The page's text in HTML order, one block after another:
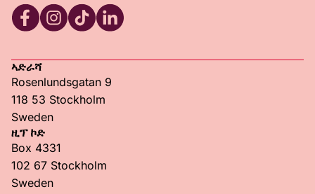
ኣድራሻ
Rosenlundsgatan 9
118 53 Stockholm
Sweden
ዚፕ ኮድ
Box 4331
102 67 Stockholm
Sweden